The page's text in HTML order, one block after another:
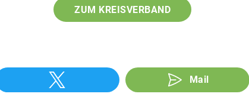
ZUM KREISVERBAND
Mail